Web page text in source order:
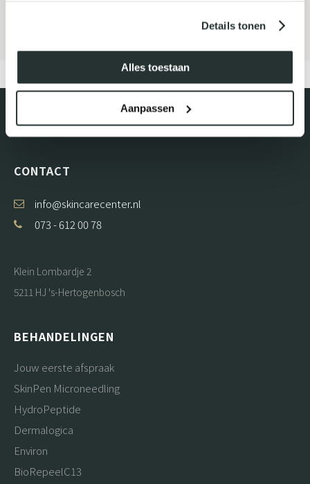
Details tonen
Alles toestaan
Aanpassen
CONTACT
info@skincarecenter.nl
073 - 612 00 78
Klein Lombardje 2
5211 HJ 's-Hertogenbosch
BEHANDELINGEN
Jouw eerste afspraak
SkinPen Microneedling
HydroPeptide
Dermalogica
Environ
BioRepeelC13